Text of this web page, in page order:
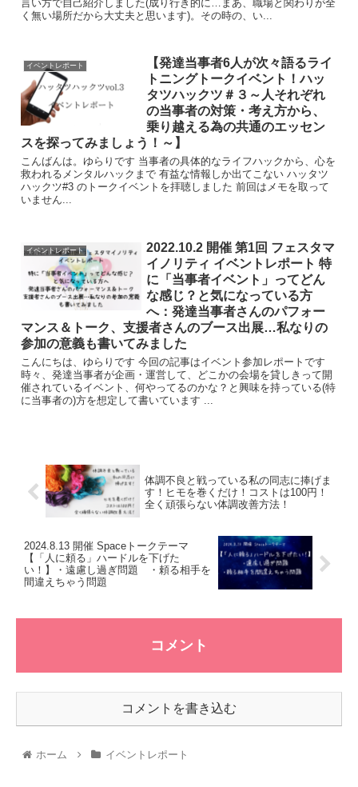
言い方で自己紹介しました(成り行き的に…まあ、職場と関わりが全
く無い場所だから大丈夫と思います)。その時の、い...
イベントレポート
【発達当事者6人が次々語るライ
トニングトークイベント！ハッ
タツハックツ＃３～人それぞれ
の当事者の対策・考え方から、
乗り越える為の共通のエッセン
スを探ってみましょう！～】
こんばんは。ゆらりです 当事者の具体的なライフハックから、心を
救われるメンタルハックまで 有益な情報しか出てこない ハッタツ
ハックツ#3 のトークイベントを拝聴しました 前回はメモを取って
いません...
イベントレポート
2022.10.2 開催 第1回 フェスタマ
イノリティ イベントレポート 特
に「当事者イベント」ってどん
な感じ？と気になっている方
へ：発達当事者さんのパフォー
マンス＆トーク、支援者さんのブース出展…私なりの
参加の意義も書いてみました
こんにちは、ゆらりです 今回の記事はイベント参加レポートです
時々、発達当事者が企画・運営して、どこかの会場を貸しきって開
催されているイベント、何やってるのかな？と興味を持っている(特
に当事者の)方を想定して書いています ...
体調不良と戦っている私の同志に捧げま
す！ヒモを巻くだけ！コストは100円！
全く頑張らない体調改善方法！
2024.8.13 開催 Spaceトークテーマ
【「人に頼る」ハードルを下げた
い！】・遠慮し過ぎ問題 ・頼る相手を
間違えちゃう問題
コメント
コメントを書き込む
ホーム イベントレポート